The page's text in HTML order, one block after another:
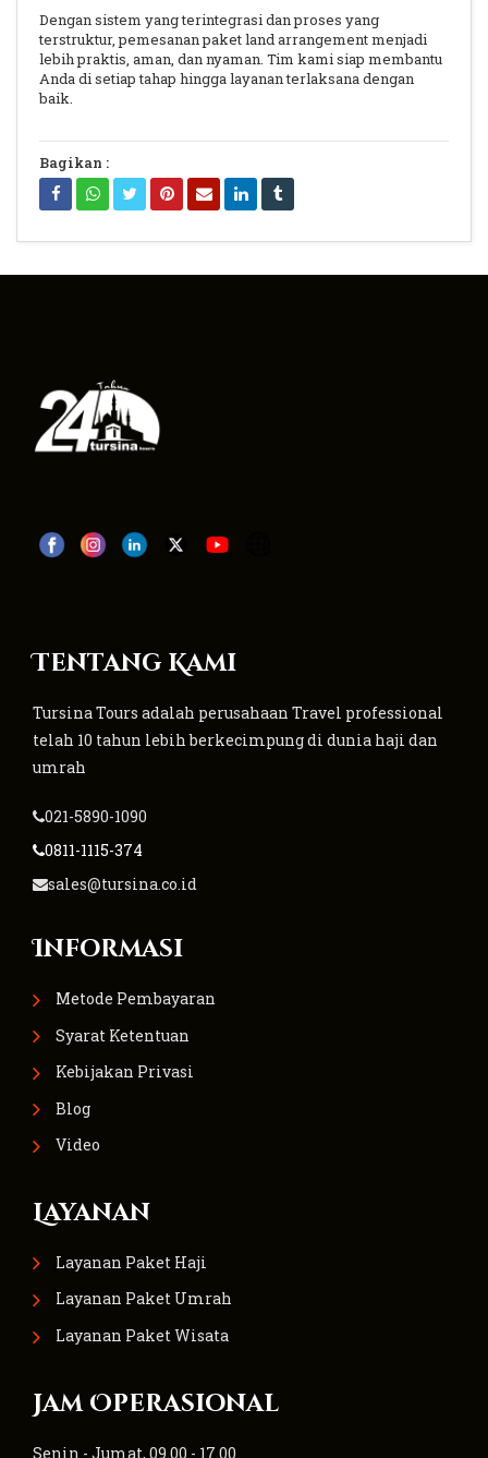
Dengan sistem yang terintegrasi dan proses yang
terstruktur, pemesanan paket land arrangement menjadi
lebih praktis, aman, dan nyaman. Tim kami siap membantu
Anda di setiap tahap hingga layanan terlaksana dengan
baik.
Bagikan :
Tentang Kami
Tursina Tours adalah perusahaan Travel professional
telah 10 tahun lebih berkecimpung di dunia haji dan
umrah
021-5890-1090
0811-1115-374
sales@tursina.co.id
Informasi
Metode Pembayaran
Syarat Ketentuan
Kebijakan Privasi
Blog
Video
Layanan
Layanan Paket Haji
Layanan Paket Umrah
Layanan Paket Wisata
Jam Operasional
Senin - Jumat, 09.00 - 17.00